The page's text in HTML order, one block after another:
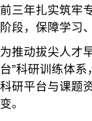
前三年扎实筑牢
阶段，保障学习
为推动拔尖人才
台”科研训练体
科研平台与课题
变。